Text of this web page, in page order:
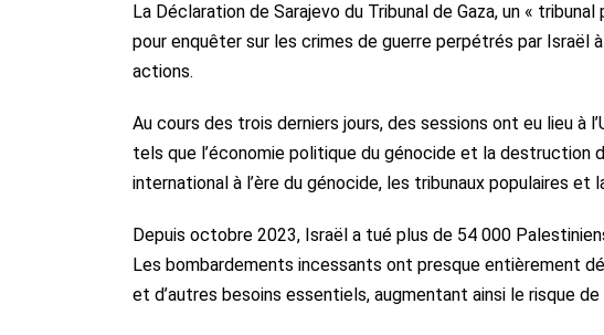
La Déclaration de Sarajevo du Tribunal de Gaza, un «
pour enquêter sur les crimes de guerre perpétrés par Israël
actions.
Au cours des trois derniers jours, des sessions ont eu lieu à
tels que l’économie politique du génocide et la destruction
international à l’ère du génocide, les tribunaux populaires
Depuis octobre 2023, Israël a tué plus de 54 000
Les bombardements incessants ont presque entièrement
et d’autres besoins essentiels, augmentant ainsi le risque de